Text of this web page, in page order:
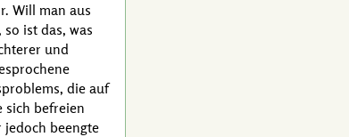
Will man aus
ist das, was
und
die auf
sich befreien
beengte